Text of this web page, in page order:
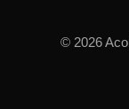
© 2026